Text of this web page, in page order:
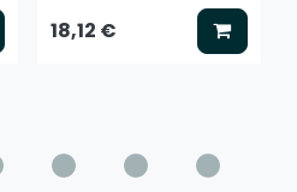
Valitse vaihtoehto
18,12 € Lisää